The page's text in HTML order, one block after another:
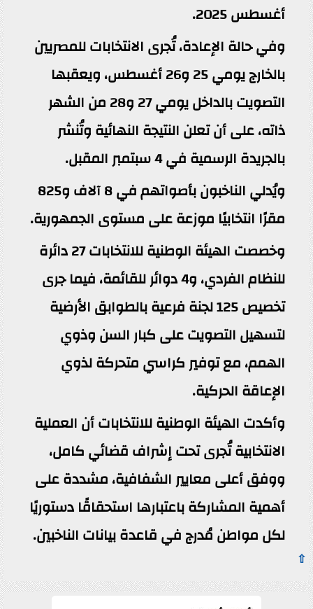
أغسطس 2025.
وفي حالة الإعادة، تُجرى الانتخابات للمصريين
بالخارج يومي 25 و26 أغسطس، ويعقبها
التصويت بالداخل يومي 27 و28 من الشهر
ذاته، على أن تعلن النتيجة النهائية وتُنشر
بالجريدة الرسمية في 4 سبتمبر المقبل.
ويُدلي الناخبون بأصواتهم في 8 آلاف و825
مقرًا انتخابيًا موزعة على مستوى الجمهورية.
وخصصت الهيئة الوطنية للانتخابات 27 دائرة
للنظام الفردي، و4 دوائر للقائمة، فيما جرى
تخصيص 125 لجنة فرعية بالطوابق الأرضية
لتسهيل التصويت على كبار السن وذوي
الهمم، مع توفير كراسي متحركة لذوي
الإعاقة الحركية.
وأكدت الهيئة الوطنية للانتخابات أن العملية
الانتخابية تُجرى تحت إشراف قضائي كامل،
ووفق أعلى معايير الشفافية، مشددة على
أهمية المشاركة باعتبارها استحقاقًا دستوريًا
لكل مواطن مُدرج في قاعدة بيانات الناخبين.
⇧